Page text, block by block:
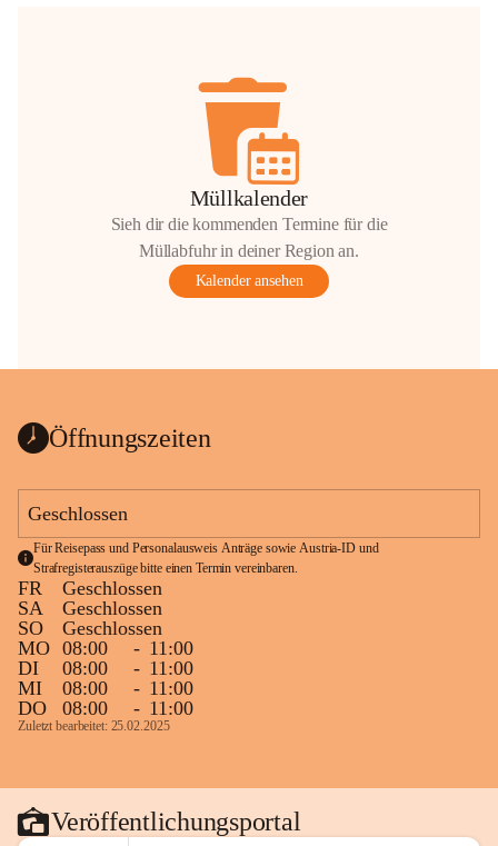
Müllkalender
Sieh dir die kommenden Termine für die
Müllabfuhr in deiner Region an.
Kalender ansehen
Öffnungszeiten
Geschlossen
Für Reisepass und Personalausweis Anträge sowie Austria-ID und
Strafregisterauszüge bitte einen Termin vereinbaren.
FR
Geschlossen
SA
Geschlossen
SO
Geschlossen
MO 08:00 - 11:00
DI
08:00 - 11:00
MI
08:00 - 11:00
DO
08:00 - 11:00
Zuletzt bearbeitet: 25.02.2025
Veröffentlichungsportal